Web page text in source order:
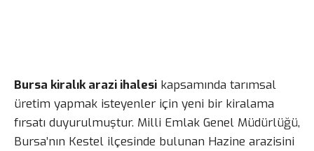
Bursa kiralık arazi ihalesi kapsamında tarımsal
üretim yapmak isteyenler için yeni bir kiralama
fırsatı duyurulmuştur. Milli Emlak Genel Müdürlüğü,
Bursa’nın Kestel ilçesinde bulunan Hazine arazisini